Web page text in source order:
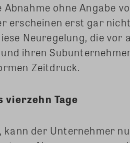
ohne Angabe
erscheinen erst gar
Neuregelung, die vor
ihren
Zeitdruck.
vierzehn Tage
der Unternehmer